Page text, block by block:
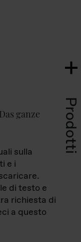
Prodotti
Das ganze
sulla
e i
di testo e
richiesta di
a questo